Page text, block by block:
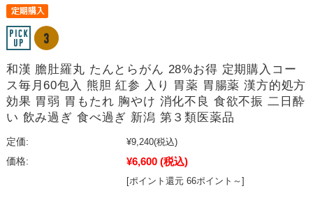
和漢 膽肚羅丸 たんとらがん 28%お得 定期購入コー
ス毎月60包入 熊胆 紅参 入り 胃薬 胃腸薬 漢方的処方
効果 胃弱 胃もたれ 胸やけ 消化不良 食欲不振 二日酔
い 飲み過ぎ 食べ過ぎ 新潟 第３類医薬品
定価: ¥9,240(税込)
価格:
¥6,600 (税込)
[ポイント還元 66ポイント～]